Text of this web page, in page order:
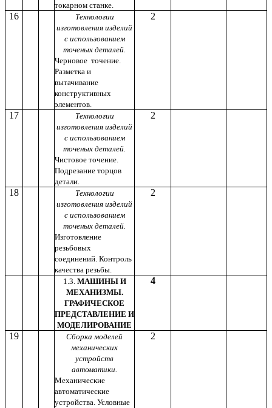
токарном станке.
16
Технологии
изготовления изделий
с использованием
точеных деталей.
Черновое точение.
Разметка и
вытачивание
конструктивных
элементов.
2
17
Технологии
изготовления изделий
с использованием
точеных деталей.
Чистовое точение.
Подрезание торцов
детали.
2
18
Технологии
изготовления изделий
с использованием
точеных деталей.
Изготовление
резьбовых
соединений. Контроль
качества резьбы.
2
1.3. МАШИНЫ И
МЕХАНИЗМЫ.
ГРАФИЧЕСКОЕ
ПРЕДСТАВЛЕНИЕ И
МОДЕЛИРОВАНИЕ
4
19
Сборка моделей
механических
устройств
автоматики.
Механические
автоматические
устройства. Условные
2